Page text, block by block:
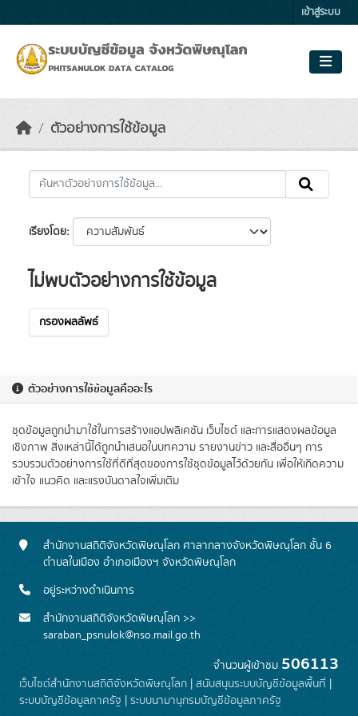
เข้าสู่ระบบ
ตัวอย่างการใช้ข้อมูล
ตัวอย่างการใช้ข้อมูลคืออะไร
ชุดข้อมูลถูกนำมาใช้ในการสร้างแอปพลิเคชัน เว็บไซต์ และการแสดงผลข้อมูล
เชิงภาพ สิ่งเหล่านี้ได้ถูกนำเสนอในบทความ รายงานข่าว และสื่ออื่นๆ การ
รวบรวมตัวอย่างการใช้ที่ดีที่สุดของการใช้ชุดข้อมูลไว้ด้วยกัน เพื่อให้เกิดความ
เข้าใจ แนวคิด และแรงบันดาลใจเพิ่มเติม
เรียงโดย
ไม่พบตัวอย่างการใช้ข้อมูล
กรองผลลัพธ์
สำนักงานสถิติจังหวัดพิษณุโลก ศาลากลางจังหวัดพิษณุโลก ชั้น 6
ตำบลในเมือง อำเภอเมืองฯ จังหวัดพิษณุโลก
อยู่ระหว่างดำเนินการ
สำนักงานสถิติจังหวัดพิษณุโลก >>
saraban_psnulok@nso.mail.go.th
จำนวนผู้เข้าชม 506113
เว็บไซต์สำนักงานสถิติจังหวัดพิษณุโลก | สนับสนุนระบบบัญชีข้อมูลพื้นที่ |
ระบบบัญชีข้อมูลภาครัฐ | ระบบนามานุกรมบัญชีข้อมูลภาครัฐ